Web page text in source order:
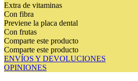
Extra de vitaminas
Con fibra
Previene la placa dental
Con frutas
Comparte este producto
Comparte este producto
ENVÍOS Y DEVOLUCIONES
OPINIONES